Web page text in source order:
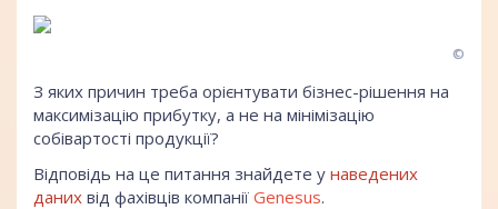
©
З яких причин треба орієнтувати бізнес-рішення на
максимізацію прибутку, а не на мінімізацію
собівартості продукції?
Відповідь на це питання знайдете у наведених
даних від фахівців компанії Genesus.